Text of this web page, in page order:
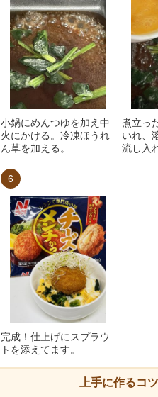
小鍋にめんつゆを加え中
火にかける。冷凍ほうれ
ん草を加える。
煮立っ
いれ、
流し入
6
完成！仕上げにスプラウ
トを添えてます。
上手に作るコツ